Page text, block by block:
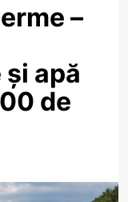
–
apă
de